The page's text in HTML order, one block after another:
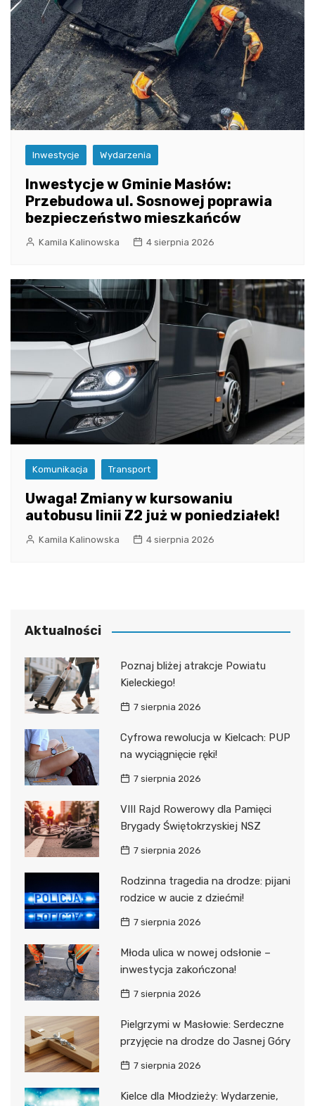
Inwestycje Wydarzenia
Inwestycje w Gminie Masłów:
Przebudowa ul. Sosnowej poprawia
bezpieczeństwo mieszkańców
Kamila Kalinowska 4 sierpnia 2026
Komunikacja Transport
Uwaga! Zmiany w kursowaniu
autobusu linii Z2 już w poniedziałek!
Kamila Kalinowska 4 sierpnia 2026
Aktualności
Poznaj bliżej atrakcje Powiatu
Kieleckiego!
7 sierpnia 2026
Cyfrowa rewolucja w Kielcach: PUP
na wyciągnięcie ręki!
7 sierpnia 2026
VIII Rajd Rowerowy dla Pamięci
Brygady Świętokrzyskiej NSZ
7 sierpnia 2026
Rodzinna tragedia na drodze: pijani
rodzice w aucie z dziećmi!
7 sierpnia 2026
Młoda ulica w nowej odsłonie –
inwestycja zakończona!
7 sierpnia 2026
Pielgrzymi w Masłowie: Serdeczne
przyjęcie na drodze do Jasnej Góry
7 sierpnia 2026
Kielce dla Młodzieży: Wydarzenie,